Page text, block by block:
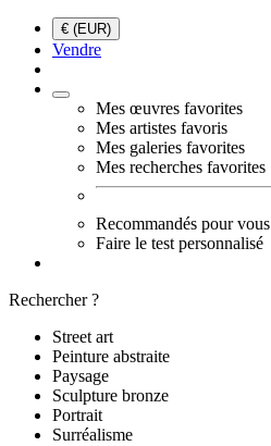
€ (EUR)
Vendre
Mes œuvres favorites
Mes artistes favoris
Mes galeries favorites
Mes recherches favorites
Recommandés pour vous
Faire le test personnalisé
Rechercher ?
Street art
Peinture abstraite
Paysage
Sculpture bronze
Portrait
Surréalisme